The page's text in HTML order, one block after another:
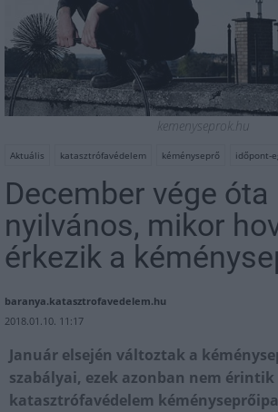
kemenyseprok.hu
Aktuális katasztrófavédelem kéményseprő időpont-
December vége óta
nyilvános, mikor
érkezik a
baranya.katasztrofavedelem.hu
2018.01.10. 11:17
Január elsején változtak a
szabályai, ezek azonban nem érintik
katasztrófavédelem